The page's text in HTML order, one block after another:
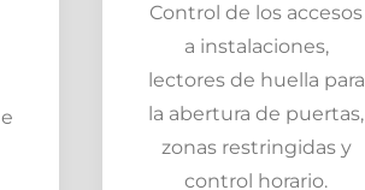
Control de los accesos
a instalaciones,
lectores de huella para
la abertura de puertas,
zonas restringidas y
control horario.